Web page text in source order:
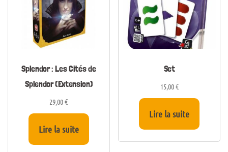
Splendor : Les Cités de
Splendor (Extension)
29,00€
Lire la suite
Set
15,00€
Lire la suite